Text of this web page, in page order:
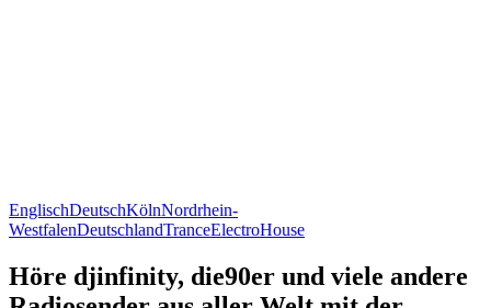
EnglischDeutschKölnNordrhein-
WestfalenDeutschlandTranceElectroHouse
Höre djinfinity, die90er und viele andere